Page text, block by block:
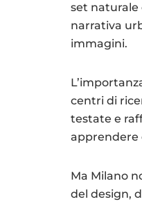
set naturale
narrativa
immagini.
centri di
testate e
apprendere
Ma Milano
del design,